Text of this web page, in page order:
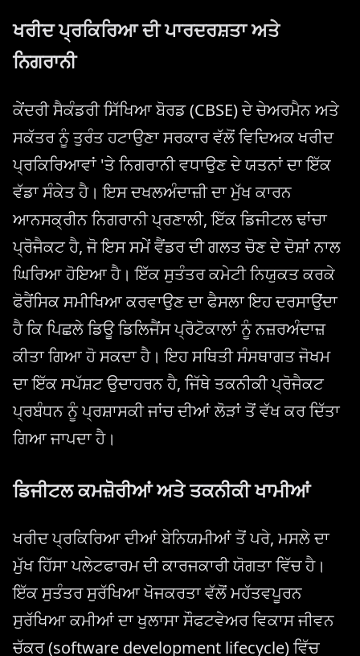
ਖਰੀਦ ਪ੍ਰਕਿਰਿਆ ਦੀ ਪਾਰਦਰਸ਼ਤਾ ਅਤੇ
ਨਿਗਰਾਨੀ
ਕੇਂਦਰੀ ਸੈਕੰਡਰੀ ਸਿੱਖਿਆ ਬੋਰਡ (CBSE) ਦੇ ਚੇਅਰਮੈਨ ਅਤੇ
ਸਕੱਤਰ ਨੂੰ ਤੁਰੰਤ ਹਟਾਉਣਾ ਸਰਕਾਰ ਵੱਲੋਂ ਵਿਦਿਅਕ ਖਰੀਦ
ਪ੍ਰਕਿਰਿਆਵਾਂ 'ਤੇ ਨਿਗਰਾਨੀ ਵਧਾਉਣ ਦੇ ਯਤਨਾਂ ਦਾ ਇੱਕ
ਵੱਡਾ ਸੰਕੇਤ ਹੈ। ਇਸ ਦਖਲਅੰਦਾਜ਼ੀ ਦਾ ਮੁੱਖ ਕਾਰਨ
ਆਨਸਕ੍ਰੀਨ ਨਿਗਰਾਨੀ ਪ੍ਰਣਾਲੀ, ਇੱਕ ਡਿਜੀਟਲ ਢਾਂਚਾ
ਪ੍ਰੋਜੈਕਟ ਹੈ, ਜੋ ਇਸ ਸਮੇਂ ਵੈਂਡਰ ਦੀ ਗਲਤ ਚੋਣ ਦੇ ਦੋਸ਼ਾਂ ਨਾਲ
ਘਿਰਿਆ ਹੋਇਆ ਹੈ। ਇੱਕ ਸੁਤੰਤਰ ਕਮੇਟੀ ਨਿਯੁਕਤ ਕਰਕੇ
ਫੋਰੈਂਸਿਕ ਸਮੀਖਿਆ ਕਰਵਾਉਣ ਦਾ ਫੈਸਲਾ ਇਹ ਦਰਸਾਉਂਦਾ
ਹੈ ਕਿ ਪਿਛਲੇ ਡਿਊ ਡਿਲਿਜੈਂਸ ਪ੍ਰੋਟੋਕਾਲਾਂ ਨੂੰ ਨਜ਼ਰਅੰਦਾਜ਼
ਕੀਤਾ ਗਿਆ ਹੋ ਸਕਦਾ ਹੈ। ਇਹ ਸਥਿਤੀ ਸੰਸਥਾਗਤ ਜੋਖਮ
ਦਾ ਇੱਕ ਸਪੱਸ਼ਟ ਉਦਾਹਰਨ ਹੈ, ਜਿੱਥੇ ਤਕਨੀਕੀ ਪ੍ਰੋਜੈਕਟ
ਪ੍ਰਬੰਧਨ ਨੂੰ ਪ੍ਰਸ਼ਾਸਕੀ ਜਾਂਚ ਦੀਆਂ ਲੋੜਾਂ ਤੋਂ ਵੱਖ ਕਰ ਦਿੱਤਾ
ਗਿਆ ਜਾਪਦਾ ਹੈ।
ਡਿਜੀਟਲ ਕਮਜ਼ੋਰੀਆਂ ਅਤੇ ਤਕਨੀਕੀ ਖਾਮੀਆਂ
ਖਰੀਦ ਪ੍ਰਕਿਰਿਆ ਦੀਆਂ ਬੇਨਿਯਮੀਆਂ ਤੋਂ ਪਰੇ, ਮਸਲੇ ਦਾ
ਮੁੱਖ ਹਿੱਸਾ ਪਲੇਟਫਾਰਮ ਦੀ ਕਾਰਜਕਾਰੀ ਯੋਗਤਾ ਵਿੱਚ ਹੈ।
ਇੱਕ ਸੁਤੰਤਰ ਸੁਰੱਖਿਆ ਖੋਜਕਰਤਾ ਵੱਲੋਂ ਮਹੱਤਵਪੂਰਨ
ਸੁਰੱਖਿਆ ਕਮੀਆਂ ਦਾ ਖੁਲਾਸਾ ਸੌਫਟਵੇਅਰ ਵਿਕਾਸ ਜੀਵਨ
ਚੱਕਰ (software development lifecycle) ਵਿੱਚ